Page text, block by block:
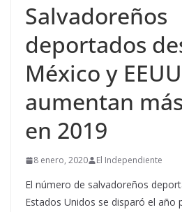
Salvadoreños
deportados
México y EEUU
aumentan
en 2019
8 enero, 2020 El Independiente
El número de salvadoreños
Estados Unidos se disparó el año